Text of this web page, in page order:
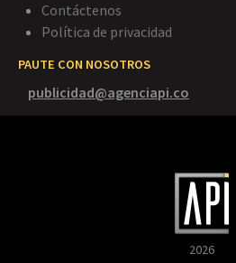
Contáctenos
Política de privacidad
PAUTE CON NOSOTROS
publicidad@agenciapi.co
2026